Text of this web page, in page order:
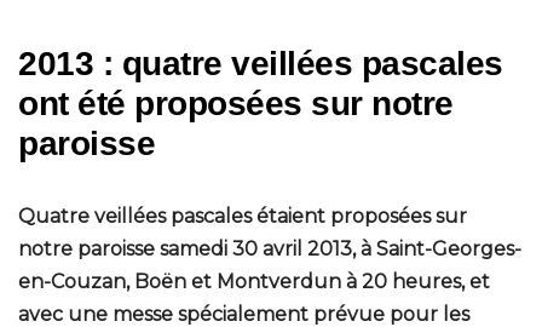
2013 : quatre veillées pascales
ont été proposées sur notre
paroisse
Quatre veillées pascales étaient proposées sur
notre paroisse samedi 30 avril 2013, à Saint-Georges-
en-Couzan, Boën et Montverdun à 20 heures, et
avec une messe spécialement prévue pour les